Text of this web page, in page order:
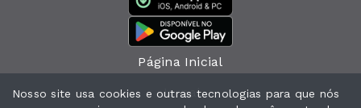
Página Inicial
Jornal
Nosso site usa cookies e outras tecnologias para que nós